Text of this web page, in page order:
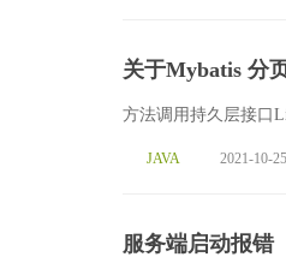
关于Mybatis 分
方法调用持久层接口
JAVA 2021-10-25
服务端启动报错